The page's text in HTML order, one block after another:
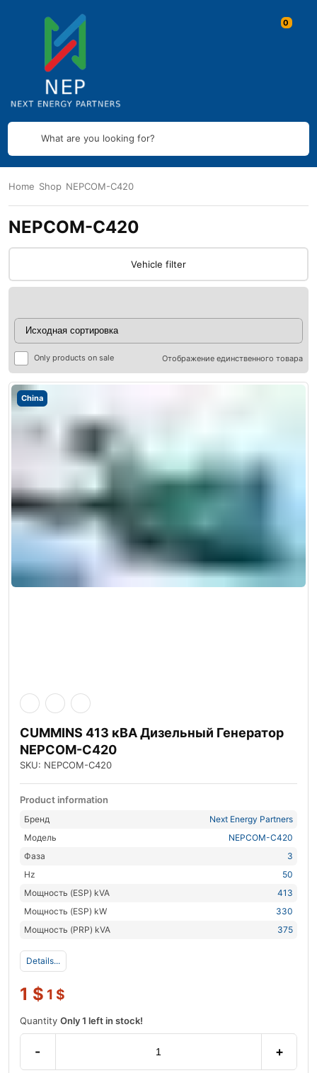
What are you looking for?
Home Shop NEPCOM-C420
NEPCOM-C420
Vehicle filter
Only products on sale Отображение единственного товара
China
CUMMINS 413 кВА Дизельный Генератор
NEPCOM-C420
SKU: NEPCOM-C420
Product information
Бренд
Next Energy Partners
Модель
NEPCOM-C420
Фаза
3
Hz
50
Мощность (ESP) kVA
413
Мощность (ESP) kW
330
Мощность (PRP) kVA
375
Details...
1 $ 1 $
Quantity Only 1 left in stock!
- +